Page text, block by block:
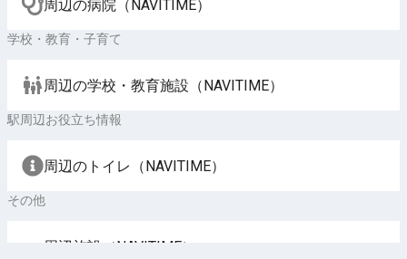
周辺の病院（NAVITIME）
学校・教育・子育て
周辺の学校・教育施設（NAVITIME）
駅周辺お役立ち情報
周辺のトイレ（NAVITIME）
その他
周辺施設（NAVITIME）